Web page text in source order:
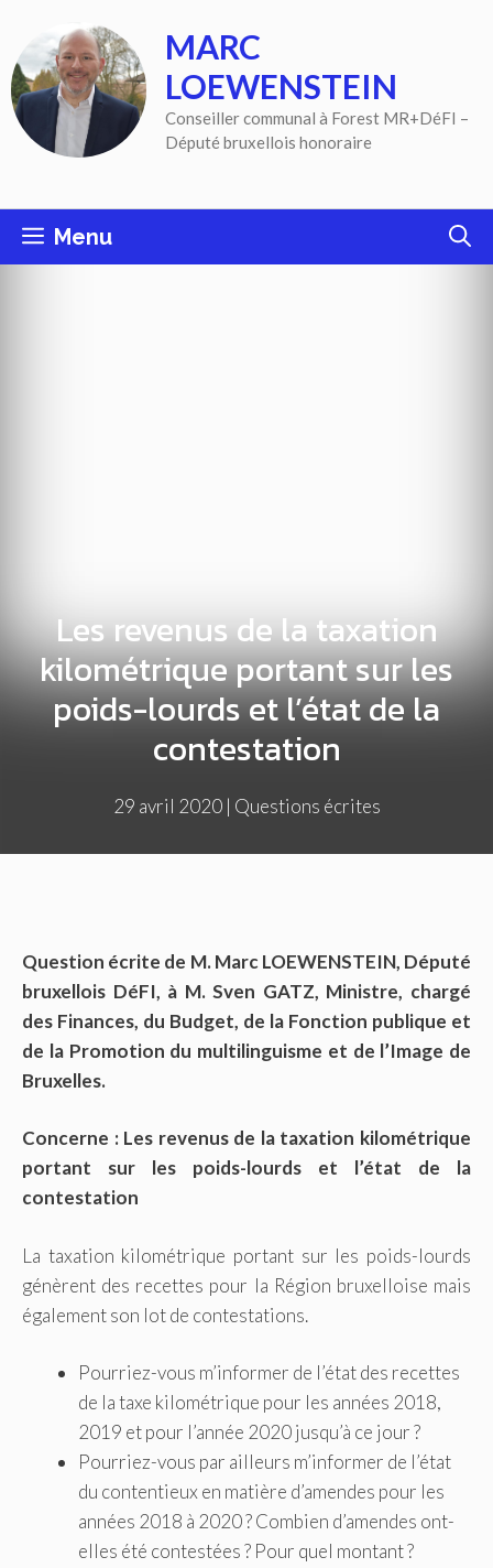
contenu
MARC
LOEWENSTEIN
Conseiller communal à Forest MR+DéFI –
Député bruxellois honoraire
Menu
Les revenus de la taxation
kilométrique portant sur les
poids-lourds et l’état de la
contestation
29 avril 2020| Questions écrites
Question écrite de M. Marc LOEWENSTEIN, Député
bruxellois DéFI, à M. Sven GATZ, Ministre, chargé
des Finances, du Budget, de la Fonction publique et
de la Promotion du multilinguisme et de l’Image de
Bruxelles.
Concerne : Les revenus de la taxation kilométrique
portant sur les poids-lourds et l’état de la
contestation
La taxation kilométrique portant sur les poids-lourds
génèrent des recettes pour la Région bruxelloise mais
également son lot de contestations.
Pourriez-vous m’informer de l’état des recettes
de la taxe kilométrique pour les années 2018,
2019 et pour l’année 2020 jusqu’à ce jour ?
Pourriez-vous par ailleurs m’informer de l’état
du contentieux en matière d’amendes pour les
années 2018 à 2020 ? Combien d’amendes ont-
elles été contestées ? Pour quel montant ?